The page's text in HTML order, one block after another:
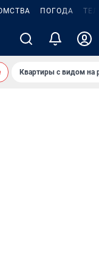
ПОГОДА
Квартиры с видом на